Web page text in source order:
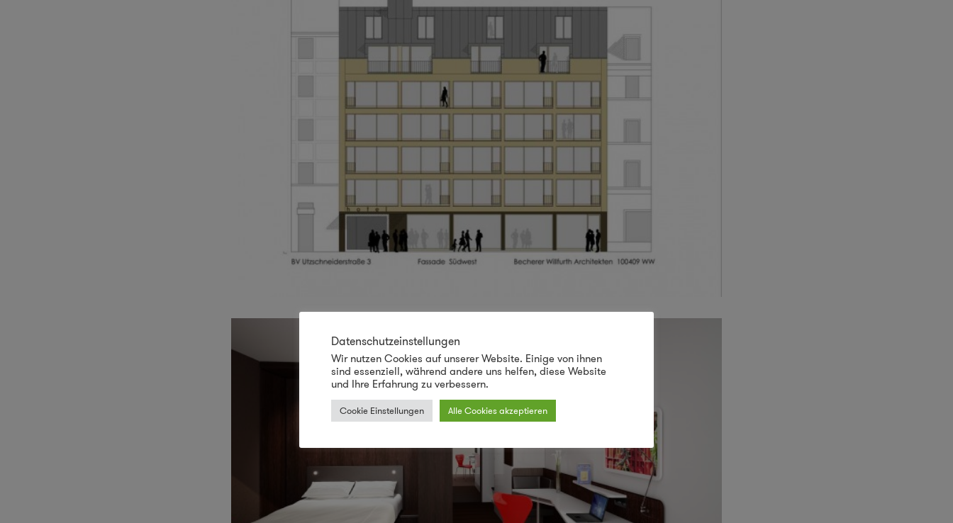
Datenschutzeinstellungen
Wir nutzen Cookies auf unserer Website. Einige von ihnen
sind essenziell, während andere uns helfen, diese Website
und Ihre Erfahrung zu verbessern.
Cookie Einstellungen Alle Cookies akzeptieren